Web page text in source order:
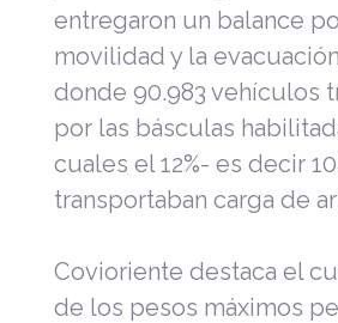
entregaron un balance
movilidad y la
donde 90.983 vehículos
por las básculas
cuales el 12%- es decir
transportaban carga de
Covioriente destaca el
de los pesos máximos